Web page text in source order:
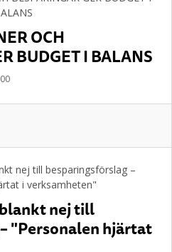
OCH
BUDGET I BALANS
nej till
"Personalen hjärtat